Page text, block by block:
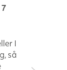
I
så